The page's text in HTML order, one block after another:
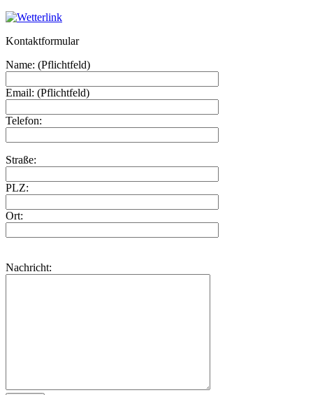
Kontaktformular
Name: (Pflichtfeld)
Email: (Pflichtfeld)
Telefon:
Straße:
PLZ:
Ort:
Nachricht: